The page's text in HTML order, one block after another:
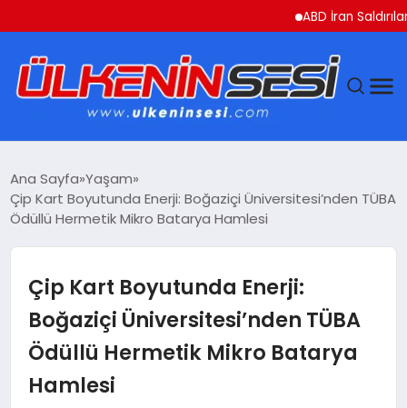
ABD İran Saldırılarını
EKONOMI
MAGAZIN
SAĞLIK
Ana Sayfa Yaşam
Çip Kart Boyutunda Enerji: Boğaziçi Üniversitesi’nden TÜBA
Ödüllü Hermetik Mikro Batarya Hamlesi
Çip Kart Boyutunda Enerji:
Boğaziçi Üniversitesi’nden TÜBA
Ödüllü Hermetik Mikro Batarya
Hamlesi